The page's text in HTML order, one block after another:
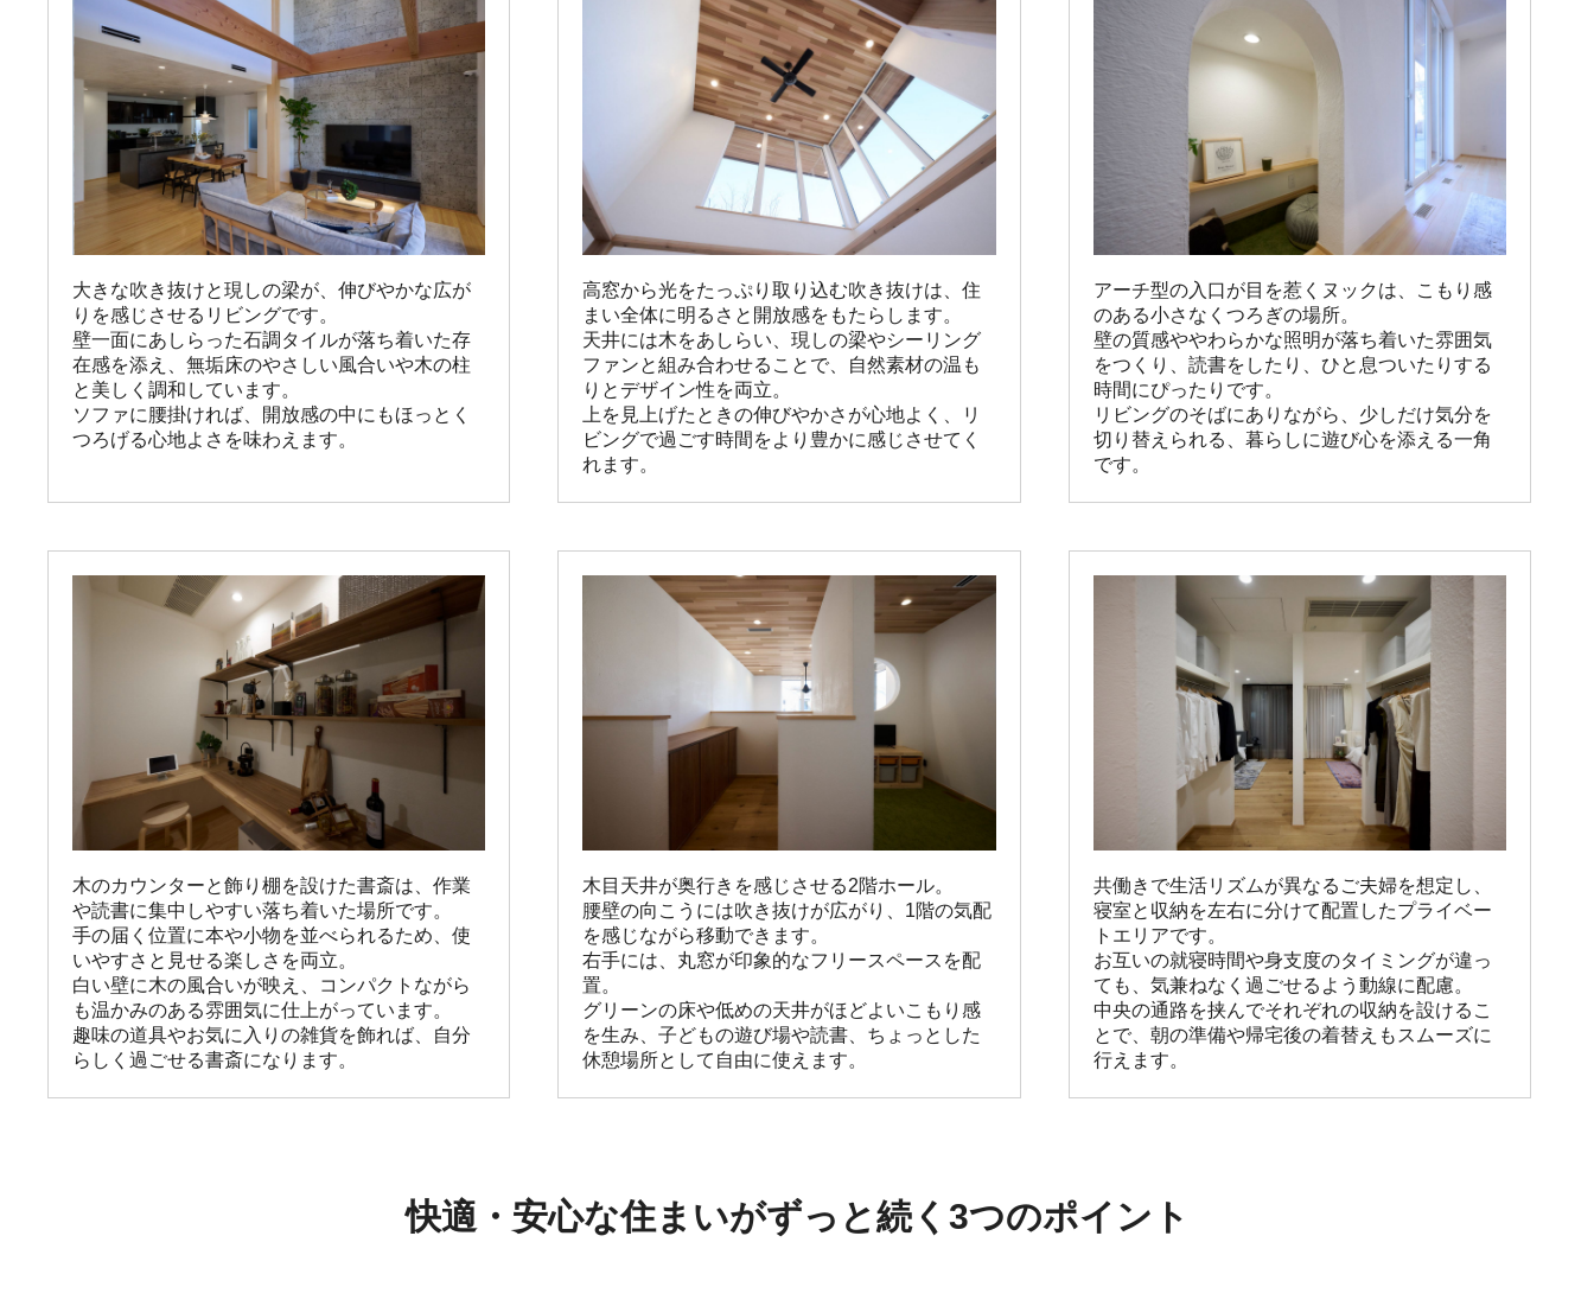
大きな吹き抜けと現しの梁が、伸びやかな広が
りを感じさせるリビングです。
壁一面にあしらった石調タイルが落ち着いた存
在感を添え、無垢床のやさしい風合いや木の柱
と美しく調和しています。
ソファに腰掛ければ、開放感の中にもほっとく
つろげる心地よさを味わえます。
高窓から光をたっぷり取り込む吹き抜けは、住
まい全体に明るさと開放感をもたらします。
天井には木をあしらい、現しの梁やシーリング
ファンと組み合わせることで、自然素材の温も
りとデザイン性を両立。
上を見上げたときの伸びやかさが心地よく、リ
ビングで過ごす時間をより豊かに感じさせてく
れます。
アーチ型の入口が目を惹くヌックは、こもり感
のある小さなくつろぎの場所。
壁の質感ややわらかな照明が落ち着いた雰囲気
をつくり、読書をしたり、ひと息ついたりする
時間にぴったりです。
リビングのそばにありながら、少しだけ気分を
切り替えられる、暮らしに遊び心を添える一角
です。
木のカウンターと飾り棚を設けた書斎は、作業
や読書に集中しやすい落ち着いた場所です。
手の届く位置に本や小物を並べられるため、使
いやすさと見せる楽しさを両立。
白い壁に木の風合いが映え、コンパクトながら
も温かみのある雰囲気に仕上がっています。
趣味の道具やお気に入りの雑貨を飾れば、自分
らしく過ごせる書斎になります。
木目天井が奥行きを感じさせる2階ホール。
腰壁の向こうには吹き抜けが広がり、1階の気配
を感じながら移動できます。
右手には、丸窓が印象的なフリースペースを配
置。
グリーンの床や低めの天井がほどよいこもり感
を生み、子どもの遊び場や読書、ちょっとした
休憩場所として自由に使えます。
共働きで生活リズムが異なるご夫婦を想定し、
寝室と収納を左右に分けて配置したプライベー
トエリアです。
お互いの就寝時間や身支度のタイミングが違っ
ても、気兼ねなく過ごせるよう動線に配慮。
中央の通路を挟んでそれぞれの収納を設けるこ
とで、朝の準備や帰宅後の着替えもスムーズに
行えます。
快適・安心な住まいがずっと続く3つのポイント